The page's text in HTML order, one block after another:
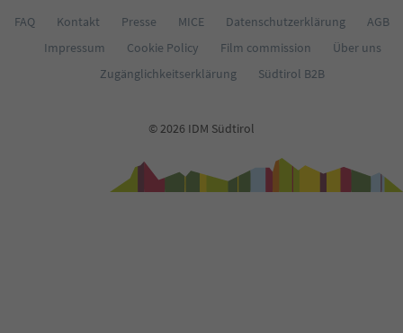
FAQ Kontakt Presse MICE Datenschutzerklärung
AGB
Impressum
Cookie Policy Film commission
Über uns
Zugänglichkeitserklärung
Südtirol B2B
© 2026 IDM Südtirol